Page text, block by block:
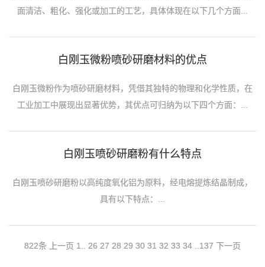
面清洁、粗化、强化或加工的工艺，具体体现在以下几个方面...
白刚玉微粉喷砂研磨材料的优点
白刚玉微粉作为喷砂研磨材料，凭借其独特的物理和化学性质，在
工业加工中展现出显著优势，其优点可归纳为以下四个方面：...
白刚玉喷砂研磨粉有什么特点
白刚玉喷砂研磨粉以高纯度氧化铝为原料，经电熔提炼结晶制成，
具有以下特点：...
822条 上一页 1.. 26 27 28 29 30 31 32 33 34 ..137 下一页